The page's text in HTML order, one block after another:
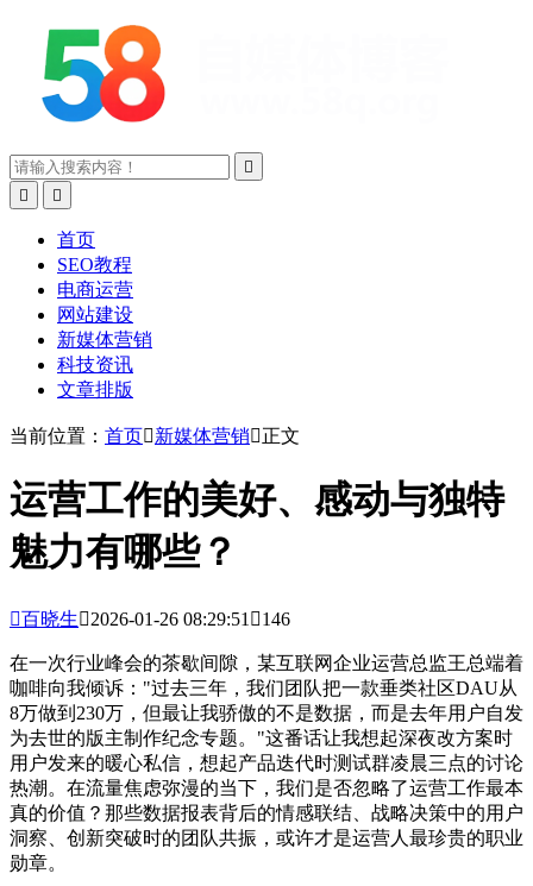



首页
SEO教程
电商运营
网站建设
新媒体营销
科技资讯
文章排版
当前位置： 首页新媒体营销正文
运营工作的美好、感动与独特
魅力有哪些？
百晓生2026-01-26 08:29:51 146
在一次行业峰会的茶歇间隙，某互联网企业运营总监王总端着
咖啡向我倾诉："过去三年，我们团队把一款垂类社区DAU从
8万做到230万，但最让我骄傲的不是数据，而是去年用户自发
为去世的版主制作纪念专题。"这番话让我想起深夜改方案时
用户发来的暖心私信，想起产品迭代时测试群凌晨三点的讨论
热潮。在流量焦虑弥漫的当下，我们是否忽略了运营工作最本
真的价值？那些数据报表背后的情感联结、战略决策中的用户
洞察、创新突破时的团队共振，或许才是运营人最珍贵的职业
勋章。